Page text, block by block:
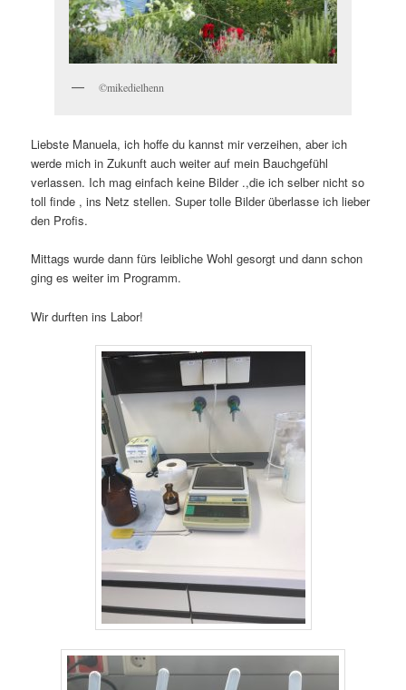
©mikedielhenn
Liebste Manuela, ich hoffe du kannst mir verzeihen, aber ich
werde mich in Zukunft auch weiter auf mein Bauchgefühl
verlassen. Ich mag einfach keine Bilder .,die ich selber nicht so
toll finde , ins Netz stellen. Super tolle Bilder überlasse ich lieber
den Profis.
Mittags wurde dann fürs leibliche Wohl gesorgt und dann schon
ging es weiter im Programm.
Wir durften ins Labor!